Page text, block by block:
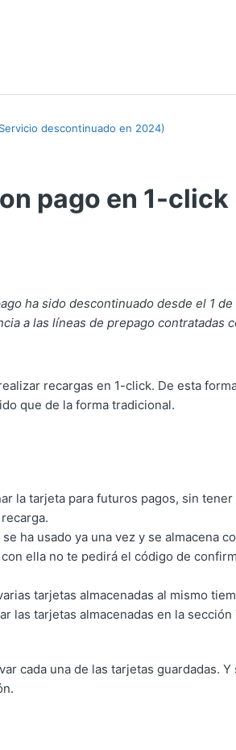
descontinuado en 2024)
pago en 1-click
ha sido descontinuado desde el 1
a las líneas de prepago contratadas
recargas en 1-click. De esta
que de la forma tradicional.
la tarjeta para futuros pagos, sin
ha usado ya una vez y se almacena
ella no te pedirá el código de
tarjetas almacenadas al mismo
las tarjetas almacenadas en la sección
cada una de las tarjetas guardadas.